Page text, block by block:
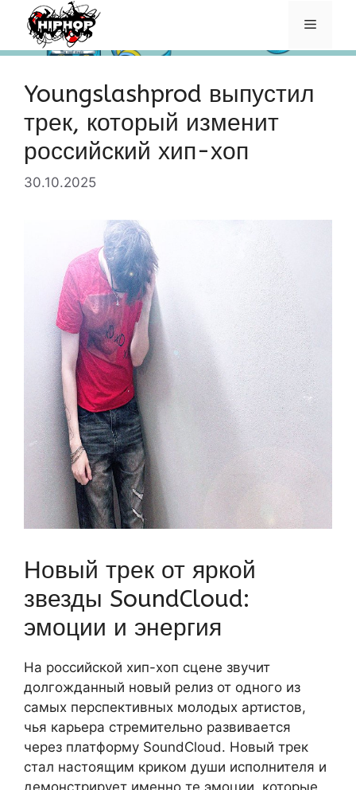
Перейти
содержимому
Меню
Youngslashprod выпустил
трек, который изменит
российский хип-хоп
30.10.2025
Новый трек от яркой
звезды SoundCloud:
эмоции и энергия
На российской хип-хоп сцене звучит
долгожданный новый релиз от одного из
самых перспективных молодых артистов,
чья карьера стремительно развивается
через платформу SoundCloud. Новый трек
стал настоящим криком души исполнителя и
демонстрирует именно те эмоции, которые